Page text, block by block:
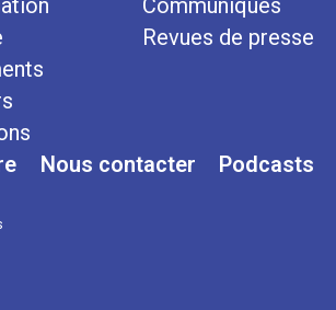
Communiqués
Revues de presse
Nous contacter Podcasts